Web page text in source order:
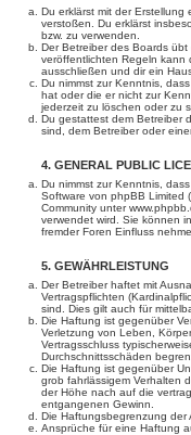
Du erklärst mit der
verstoßen. Du erklärst
bzw. zu verwenden.
Der Betreiber des Boards
veröffentlichten Regeln kann
ausschließen und dir ein
Du nimmst zur Kenntnis,
hat oder die er nicht zur
jederzeit zu löschen oder zu
Du gestattest dem Betreiber
sind, dem Betreiber oder
4. GENERAL PUBLIC
Du nimmst zur Kenntnis,
Software von phpBB Limited
Community unter
verwendet wird. Sie können
fremder Foren Einfluss
5. GEWÄHRLEISTUNG
Der Betreiber haftet mit
Vertragspflichten
sind. Dies gilt auch für
Die Haftung ist gegenüber
Verletzung von Leben,
Vertragsschluss
Durchschnittsschäden
Die Haftung ist gegenüber
grob fahrlässigem Verhalten
der Höhe nach auf die
entgangenen Gewinn.
Die Haftungsbegrenzung
Ansprüche für eine Haftung